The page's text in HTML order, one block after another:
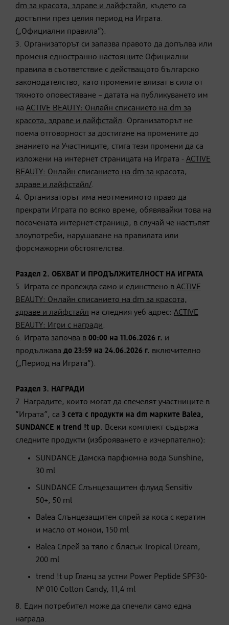
dm за красота, здраве и лайфстайл, където са
достъпни през целия период на Играта.
(„Официални правила“).
3. Организаторът си запазва правото да допълва или
променя едностранно настоящите Официални
правила в съответствие с действащото българско
законодателство, като промените влизат в сила от
тяхното оповестяване – датата на публикуването им
на ACTIVE BEAUTY: Онлайн списанието на dm за
красота, здраве и лайфстайл. Организаторът не
поема отговорност за достигане на промените до
знанието на Участниците, стига тези промени да са
изложени на интернет страницата на Играта - ACTIVE
BEAUTY: Онлайн списанието на dm за красота,
здраве и лайфстайл/.
4. Организаторът има неотменимото право да
прекрати Играта по всяко време, обявявайки това на
посочената интернет-страница, в случай че настъпят
злоупотреби, нарушаване на правилата или
форсмажорни обстоятелства.
Раздел 2. ОБХВАТ И ПРОДЪЛЖИТЕЛНОСТ НА ИГРАТА
5. Играта се провежда само и единствено в ACTIVE
BEAUTY: Онлайн списанието на dm за красота,
здраве и лайфстайл на следния уеб адрес: ACTIVE
BEAUTY: Игри с награди.
6. Играта започва в 00:00 на 11.06.2026 г. и
продължава до 23:59 на 24.06.2026 г. включително
(„Период на Играта“).
Раздел 3. НАГРАДИ
7. Наградите, които могат да спечелят участниците в
“Играта”, са 3 сета с продукти на dm марките Balea,
SUNDANCE и trend !t up. Всеки комплект съдържа
следните продукти (изброяването е изчерпателно):
SUNDANCE Дамска парфюмна вода Sunshine,
30 ml
SUNDANCE Слънцезащитен флуид Sensitiv
50+, 50 ml
Balea Слънцезащитен спрей за коса с кератин
и масло от монои, 150 ml
Balea Спрей за тяло с блясък Tropical Dream,
200 ml
trend !t up Гланц за устни Power Peptide SPF30-
№ 010 Cotton Candy, 11,4 ml
8. Един потребител може да спечели само една
награда.